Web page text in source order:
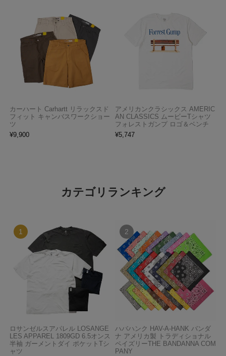
カーハート Carhartt リラックスド
フィット キャンバスワークショー
ツ
¥9,900
アメリカンクラシックス AMERIC
AN CLASSICS ムービーTシャツ
フォレストガンプ ロゴ＆ベンチ
¥5,747
カテゴリランキング
ロサンゼルスアパレル LOSANGE
LES APPAREL 1809GD 6.5オンス
半袖 ガーメントダイ ポケットTシ
ャツ
ハバハンク HAV-A-HANK バンダ
ナ アメリカ製 トラディショナル
ペイズリーTHE BANDANNA COM
PANY